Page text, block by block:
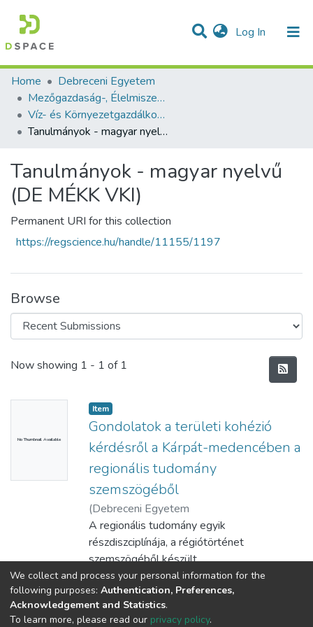
Log In (current)
Communities & Collections
Statistics
All of DSpace
Home
Debreceni Egyetem
Mezőgazdaság-, Élelmiszertudományi és Környezetgazdálkodási Kar
Víz- és Környezetgazdálkodási Intézet
Tanulmányok - magyar nyelvű (DE MÉKK VKI)
Tanulmányok - magyar nyelvű
(DE MÉKK VKI)
Permanent URI for this collection
https://regscience.hu/handle/11155/1197
Browse
Recent Submissions
Now showing 1 - 1 of 1
No Thumbnail Available
Item
Gondolatok a területi kohézió
kérdésről a Kárpát-medencében a
regionális tudomány
szemszögéből
(Debreceni Egyetem
Gazdálkodástudományi és Vidékfejlesztési
Kar; Mezőgazdaság-, Élelmiszertudományi
és Környezetgazdálkodási Kar,2016)
Baranyi, Béla
A regionális tudomány egyik
részdiszciplínája, a régiótörténet
szemszögéből készült
tanulmány abból indul ki, hogy az első
világháborút követő radikális geopolitikai
átrendeződés nyomán a Kárpát-
Show more
We collect and process your personal information for the
following purposes: Authentication, Preferences,
Acknowledgement and Statistics.
To learn more, please read our privacy policy.